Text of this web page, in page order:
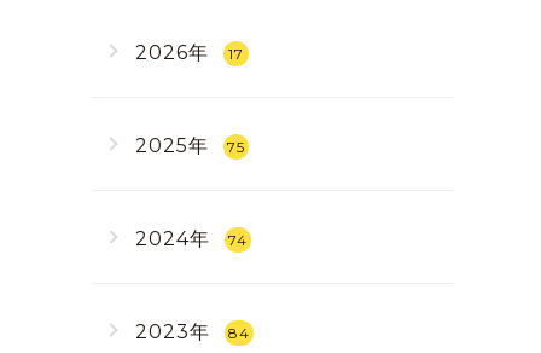
2026年 17
2025年 75
2024年 74
2023年 84